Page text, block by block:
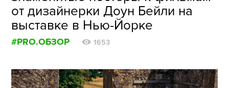
от дизайнерки Доун Бейли на
выставке в Нью-Йорке
#PRO.ОБЗОР 1653
РЕКЛАМА
КОНТАКТЫ